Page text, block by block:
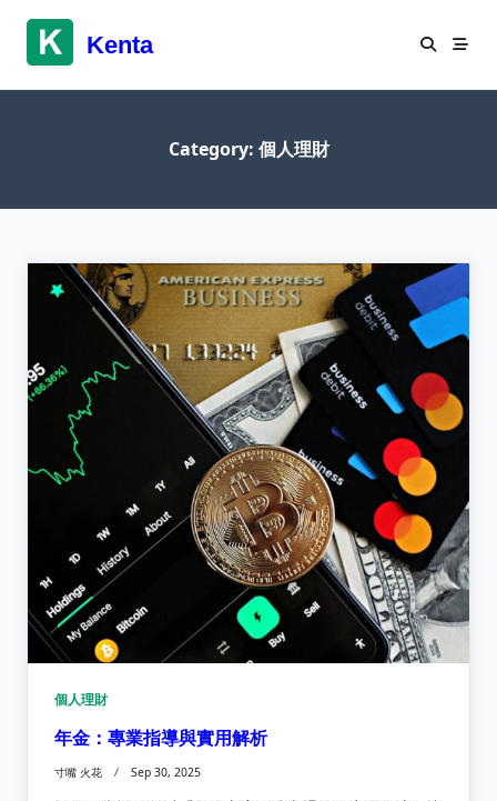
content
Kenta
Category: 個人理財
個人理財
年金：專業指導與實用解析
寸嘴 火花 Sep 30, 2025